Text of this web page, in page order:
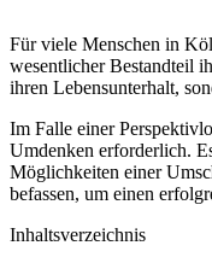
Für viele Menschen in
wesentlicher Bestandteil
ihren Lebensunterhalt,
Im Falle einer
Umdenken erforderlich.
Möglichkeiten einer
befassen, um einen
Inhaltsverzeichnis